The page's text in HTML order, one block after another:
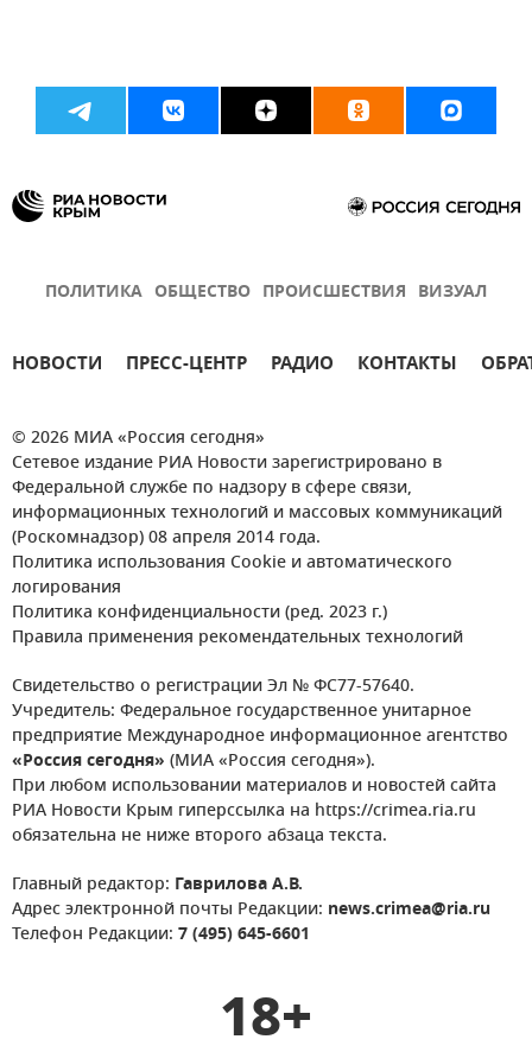
ПОЛИТИКА ОБЩЕСТВО ПРОИСШЕСТВИЯ ВИЗУАЛ
НОВОСТИ ПРЕСС-ЦЕНТР РАДИО КОНТАКТЫ
© 2026 МИА «Россия сегодня»
Сетевое издание РИА Новости зарегистрировано в
Федеральной службе по надзору в сфере связи,
информационных технологий и массовых коммуникаций
(Роскомнадзор) 08 апреля 2014 года.
Политика использования Cookie и автоматического
логирования
Политика конфиденциальности (ред. 2023 г.)
Правила применения рекомендательных технологий
Свидетельство о регистрации Эл № ФС77-57640.
Учредитель: Федеральное государственное унитарное
предприятие Международное информационное агентство
«Россия сегодня» (МИА «Россия сегодня»).
При любом использовании материалов и новостей сайта
РИА Новости Крым гиперссылка на https://crimea.ria.ru
обязательна не ниже второго абзаца текста.
Главный редактор: Гаврилова А.В.
Адрес электронной почты Редакции: news.crimea@ria.ru
Телефон Редакции: 7 (495) 645-6601
18+